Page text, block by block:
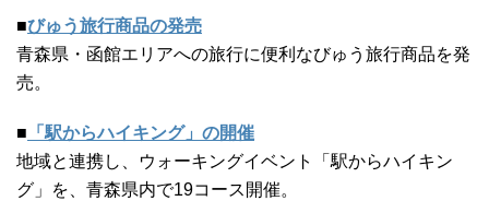
■びゅう旅行商品の発売
青森県・函館エリアへの旅行に便利なびゅう旅行商品を発
売。
■ 「駅からハイキング」の開催
地域と連携し、ウォーキングイベント「駅からハイキン
グ」を、青森県内で19コース開催。